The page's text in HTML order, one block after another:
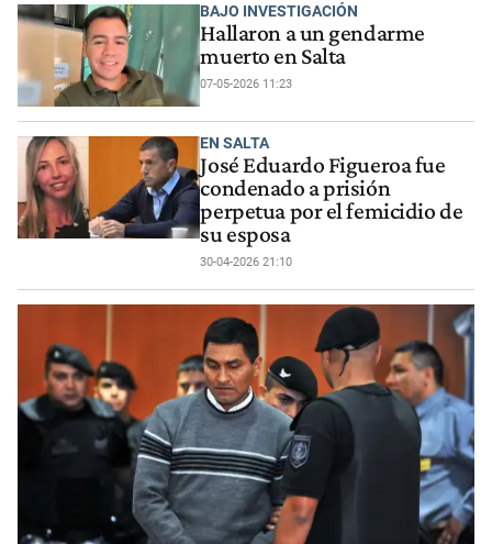
BAJO INVESTIGACIÓN
Hallaron a un gendarme
muerto en Salta
07-05-2026 11:23
EN SALTA
José Eduardo Figueroa fue
condenado a prisión
perpetua por el femicidio de
su esposa
30-04-2026 21:10